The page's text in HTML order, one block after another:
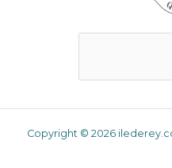
Copyright © 2026